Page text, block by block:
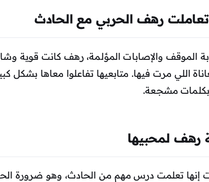
رهف الحربي مع الحادث
الموقف والإصابات المؤلمة، رهف كانت قوية
اللي مرت فيها. متابعيها تفاعلوا معاها بشكل
مشجعة.
رهف لمحبيها
تعلمت درس مهم من الحادث، وهو ضرورة